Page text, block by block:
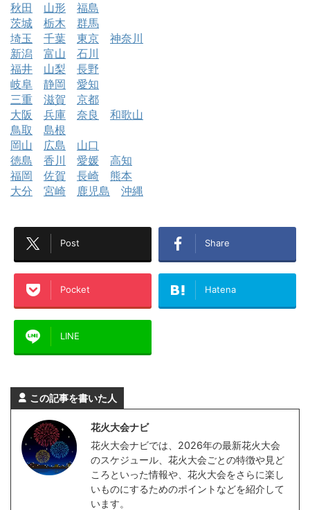
秋田
山形
福島
茨城
栃木
群馬
埼玉
千葉 東京
神奈川
新潟
富山
石川
福井
山梨
長野
岐阜
静岡
愛知
三重
滋賀
京都
大阪
兵庫 奈良
和歌山
鳥取
島根
岡山
広島
山口
徳島
香川 愛媛
高知
福岡
佐賀 長崎
熊本
大分
宮崎 鹿児島 沖縄
Post Share
Pocket Hatena
LINE
この記事を書いた人
花火大会ナビ
花火大会ナビでは、2026年の最新花火大会
のスケジュール、花火大会ごとの特徴や見ど
ころといった情報や、花火大会をさらに楽し
いものにするためのポイントなどを紹介して
います。